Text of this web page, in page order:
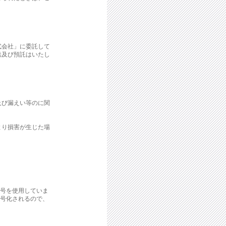
社」に委託して
び預託はいたし
漏えい等のに関
損害が生じた場
を使用していま
化されるので、